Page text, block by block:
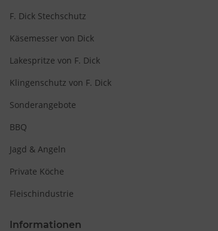
F. Dick Stechschutz
Käsemesser von Dick
Lakespritze von F. Dick
Klingenschutz von F. Dick
Sonderangebote
BBQ
Jagd & Angeln
Private Köche
Fleischindustrie
Informationen